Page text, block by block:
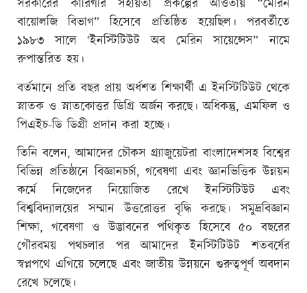
সরকারের কারিগরি সহায়তা প্রকল্পের আওতায় “মেরিন
বায়োলজি বিভাগ” হিসেবে প্রতিষ্ঠিত হয়েছিল। পরবর্তীতে
১৯৮৩ সালে ‘ইনস্টিটিউট অব মেরিন সায়েন্সেস” নামে
রুপান্তরিত হয়।
বর্তমানে প্রতি বছর প্রায় অর্ধশত শিক্ষার্থী এ ইনস্টিটিউট থেকে
স্নাতক ও স্নাতকোত্তর ডিগ্রি অর্জন করছে। অধিকন্তু, এমফিল ও
পিএইচ-ডি ডিগ্রী প্রদান করা হচ্ছে।
তিনি বলেন, আমাদের চৌকস গ্র্যাজুয়েটরা বাংলাদেশসহ বিশ্বের
বিভিন্ন প্রতিষ্ঠানে বিজ্ঞানচর্চা, গবেষণা এবং জ্ঞানভিত্তিক উন্নয়ন
কর্মে নিজেদের নিয়োজিত রেখে ইনস্টিটিউট এবং
বিশ্ববিদ্যালয়ের সম্মান উত্তরোত্তর বৃদ্ধি করছে। সমুদ্রবিজ্ঞান
শিক্ষা, গবেষণা ও উদ্ভাবনের পথিকৃত হিসেবে ৫০ বছরের
গৌরবময় পথচলার পর আমাদের ইনস্টিটিউট শতবর্ষের
স্বপ্নপথে এগিয়ে চলেছে এবং জাতীয় উন্নয়নে গুরুত্বপূর্ণ অবদান
রেখে চলেছে।